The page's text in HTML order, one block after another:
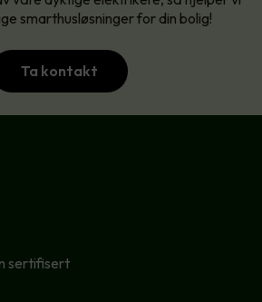
smarthusløsninger for din bolig!
Ta kontakt
sertifisert